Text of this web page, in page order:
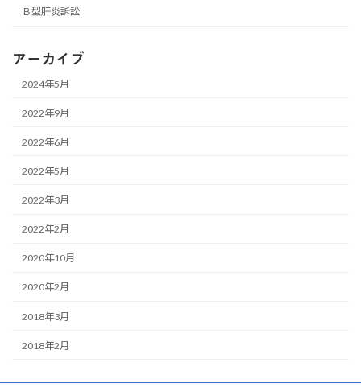
Ｂ型肝炎訴訟
アーカイブ
2024年5月
2022年9月
2022年6月
2022年5月
2022年3月
2022年2月
2020年10月
2020年2月
2018年3月
2018年2月